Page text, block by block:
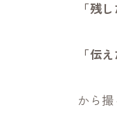
「残
「伝
から